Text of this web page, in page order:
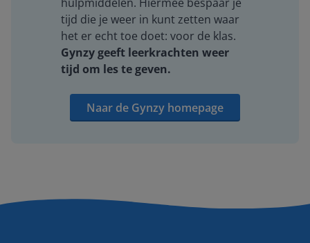
tijd die je weer in kunt zetten waar
het er echt toe doet: voor de klas.
Gynzy geeft leerkrachten weer
tijd om les te geven.
Naar de Gynzy homepage